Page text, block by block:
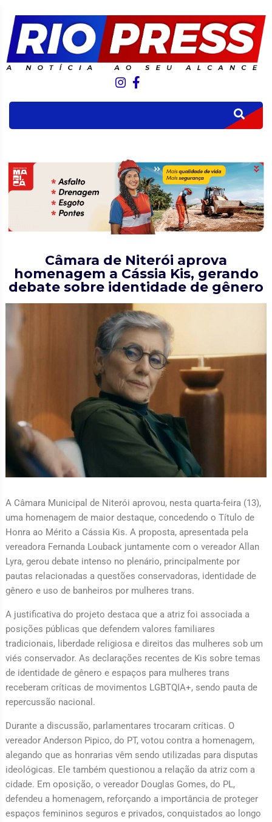
Câmara de Niterói aprova
homenagem a Cássia Kis, gerando
debate sobre identidade de gênero
A Câmara Municipal de Niterói aprovou, nesta quarta-feira (13),
uma homenagem de maior destaque, concedendo o Título de
Honra ao Mérito a Cássia Kis. A proposta, apresentada pela
vereadora Fernanda Louback juntamente com o vereador Allan
Lyra, gerou debate intenso no plenário, principalmente por
pautas relacionadas a questões conservadoras, identidade de
gênero e uso de banheiros por mulheres trans.
A justificativa do projeto destaca que a atriz foi associada a
posições públicas que defendem valores familiares
tradicionais, liberdade religiosa e direitos das mulheres sob um
viés conservador. As declarações recentes de Kis sobre temas
de identidade de gênero e espaços para mulheres trans
receberam críticas de movimentos LGBTQIA+, sendo pauta de
repercussão nacional.
Durante a discussão, parlamentares trocaram críticas. O
vereador Anderson Pipico, do PT, votou contra a homenagem,
alegando que as honrarias vêm sendo utilizadas para disputas
ideológicas. Ele também questionou a relação da atriz com a
cidade. Em oposição, o vereador Douglas Gomes, do PL,
defendeu a homenagem, reforçando a importância de proteger
espaços femininos seguros e privados, conquistados ao longo